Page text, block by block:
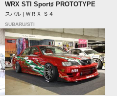
WRX STI Sport♯ PROTOTYPE
スバル | ＷＲＸ Ｓ４
SUBARU/STI